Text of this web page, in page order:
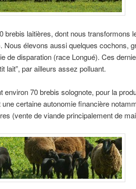
brebis laitières, dont nous transformons
Nous élevons aussi quelques cochons,
de disparation (race Longué). Ces
lait”, par ailleurs assez polluant.
environ 70 brebis solognote, pour la
une certaine autonomie financière
(vente de viande principalement de